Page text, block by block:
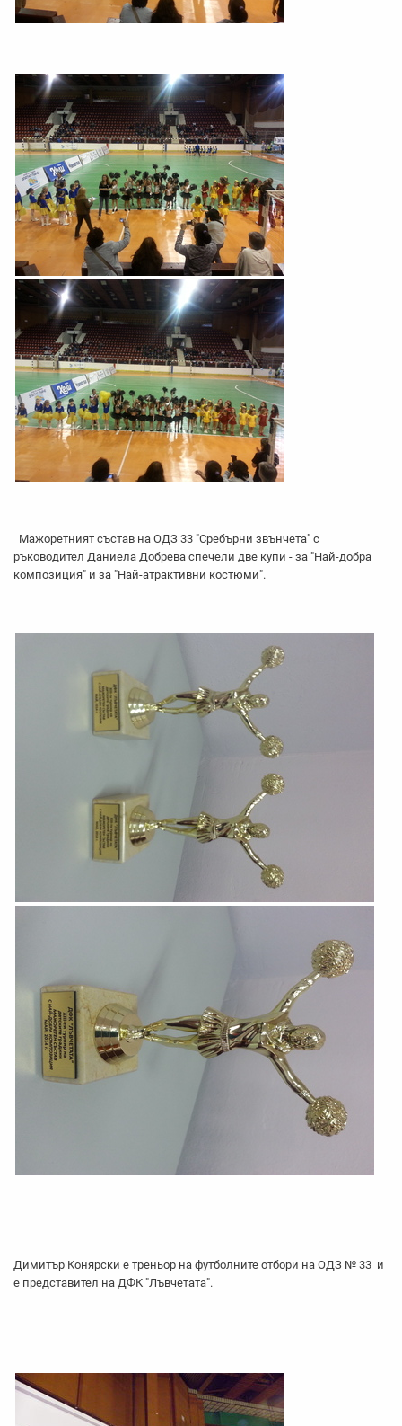
Мажоретният състав на ОДЗ 33 "Сребърни звънчета" с
ръководител Даниела Добрева спечели две купи - за "Най-добра
композиция" и за "Най-атрактивни костюми".
Димитър Конярски е треньор на футболните отбори на ОДЗ № 33 и
е представител на ДФК "Лъвчетата".